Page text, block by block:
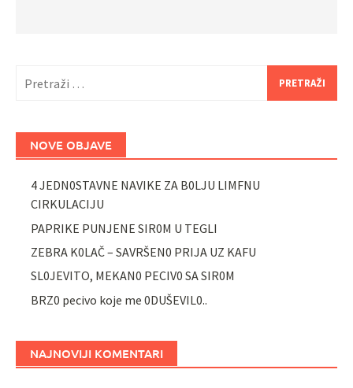
NOVE OBJAVE
4 JEDN0STAVNE NAVIKE ZA B0LJU LIMFNU
CIRKULACIJU
PAPRIKE PUNJENE SIR0M U TEGLI
ZEBRA K0LAČ – SAVRŠEN0 PRIJA UZ KAFU
SL0JEVITO, MEKAN0 PECIV0 SA SIR0M
BRZ0 pecivo koje me 0DUŠEVIL0..
NAJNOVIJI KOMENTARI